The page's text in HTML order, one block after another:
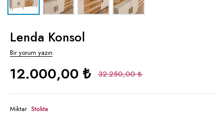
Lenda Konsol
Bir yorum yazın
32.250,00₺
12.000,00 ₺
Miktar Stokta